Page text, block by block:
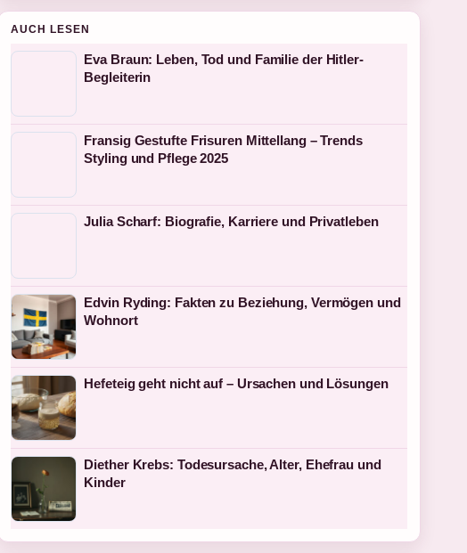
AUCH LESEN
Eva Braun: Leben, Tod und Familie der Hitler-
Begleiterin
Fransig Gestufte Frisuren Mittellang – Trends
Styling und Pflege 2025
Julia Scharf: Biografie, Karriere und Privatleben
Edvin Ryding: Fakten zu Beziehung, Vermögen und
Wohnort
Hefeteig geht nicht auf – Ursachen und Lösungen
Diether Krebs: Todesursache, Alter, Ehefrau und
Kinder